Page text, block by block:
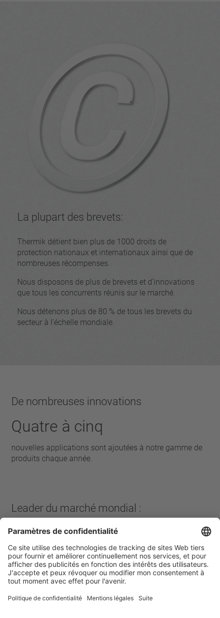
La plupart des brevets:
Thermik détient bien plus de 1000 droits de
protection nationaux et internationaux ainsi que de
nombreuses récompenses.
Nous disposons de plus de brevets et d’innovations
que tous les concurrents réunis sur le marché.
Nous détenons plus de 80 % de tous les brevets du
secteur à l’échelle mondiale.
De nombreuses innovations
Quatre à cinq
nouvelles applications sont ajoutées à notre gamme de
produits chaque année.
Leader du marché mondial :
Plus de 3 milliards de
de protecteurs thermiques utilisés dans le monde.